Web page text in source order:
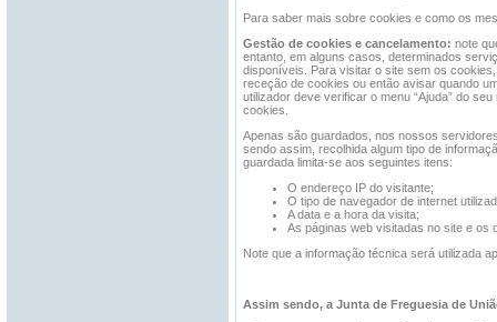
Para saber mais sobre cookies e como os
Gestão de cookies e cancelamento: note
entanto, em alguns casos, determinados
disponíveis. Para visitar o site sem os
receção de cookies ou então avisar quando
utilizador deve verificar o menu “Ajuda” do
cookies.
Apenas são guardados, nos nossos
sendo assim, recolhida algum tipo de
guardada limita-se aos seguintes itens:
O endereço IP do visitante;
O tipo de navegador de internet
A data e a hora da visita;
As páginas web visitadas no site e os
Note que a informação técnica será utilizada
Assim sendo, a Junta de Freguesia de